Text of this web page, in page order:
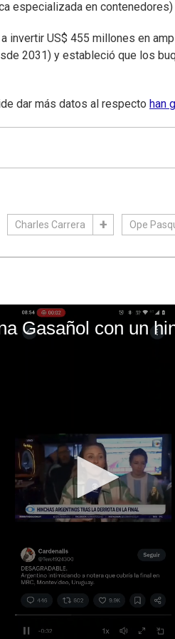
especializada en
invertir US$ 455 millones en
2031) y estableció que los
dar más datos al respecto han
Charles Carrera Ope